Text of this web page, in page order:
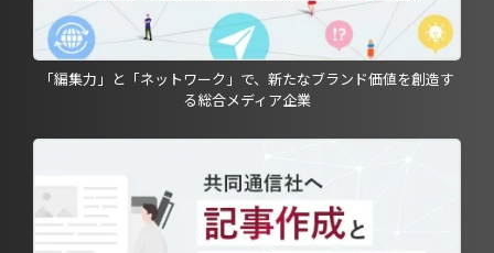
「編集力」と「ネットワーク」で、新たなブランド価値を創造す
る総合メディア企業